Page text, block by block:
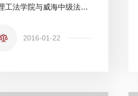
北理工法学院与威海中级法院签订教育实践基地合作协议
2016-01-22